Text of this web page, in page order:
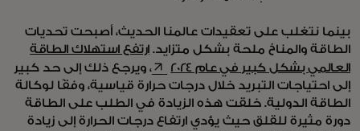
بينما نتغلب على تعقيدات عالمنا الحديث، أصبحت تحديات
الطاقة والمناخ ملحة بشكل متزايد. ارتفع استهلاك الطاقة
العالمي بشكل كبير في عام 2024
opens in a new tab
، ويرجع ذلك إلى حد كبير
إلى احتياجات التبريد خلال درجات حرارة قياسية، وفقًا لوكالة
الطاقة الدولية. خلقت هذه الزيادة في الطلب على الطاقة
دورة مثيرة للقلق حيث يؤدي ارتفاع درجات الحرارة إلى زيادة